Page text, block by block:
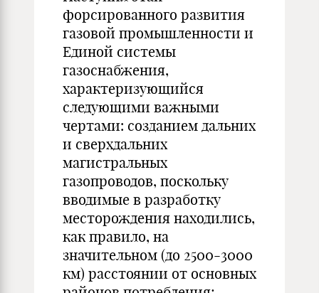
форсированного развития
газовой промышленности и
Единой системы
газоснабжения,
характеризующийся
следующими важными
чертами: созданием дальних
и сверхдальних
магистральных
газопроводов, поскольку
вводимые в разработку
месторождения находились,
как правило, на
значительном (до 2500-3000
км) расстоянии от основных